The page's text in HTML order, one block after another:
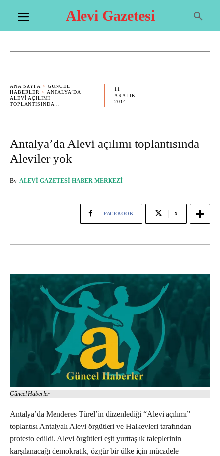
Alevi Gazetesi
ANA SAYFA
GÜNCEL
HABERLER
ANTALYA’DA
ALEVI AÇILIMI
TOPLANTISINDA...
11
ARALIK
2014
Antalya’da Alevi açılımı toplantısında
Aleviler yok
By ALEVI GAZETESI HABER MERKEZI
FACEBOOK X
Güncel Haberler
Antalya’da Menderes Türel’in düzenlediği “Alevi açılımı”
toplantısı Antalyalı Alevi örgütleri ve Halkevleri tarafından
protesto edildi. Alevi örgütleri eşit yurttaşlık taleplerinin
karşılanacağı demokratik, özgür bir ülke için mücadele